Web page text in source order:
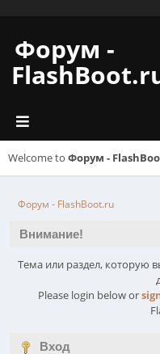
Форум -
Welcome to Форум -
Форум - FlashBoot.ru
Внимание!
Тема или раздел, которую
Please login below or
Вход